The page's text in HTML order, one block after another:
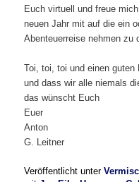
Euch virtuell und freue
neuen Jahr mit auf die ein
Abenteuerreise nehmen zu
Toi, toi, toi und einen guten
und dass wir alle niemals
das wünscht Euch
Euer
Anton
G. Leitner
Veröffentlicht unter